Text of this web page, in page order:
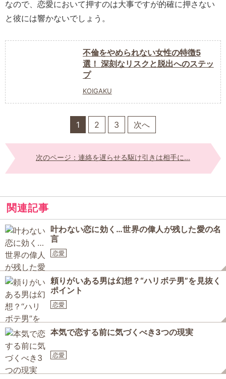
なので、恋愛において押すのは大事ですが的確に押さない
と彼には響かないでしょう。
不倫をやめられない女性の特徴5
選！ 深刻なリスクと脱出へのステッ
プ
KOIGAKU
1 2 3 次へ
次のページ：連絡を遅らせる駆け引きは相手に...
関連記事
叶わない恋に効く…世界の偉人が残した愛の名
言
恋愛
頼りがいある男は幻想？“ハリボテ男”を見抜く
ポイント
恋愛
本気で恋する前に気づくべき3つの現実
恋愛